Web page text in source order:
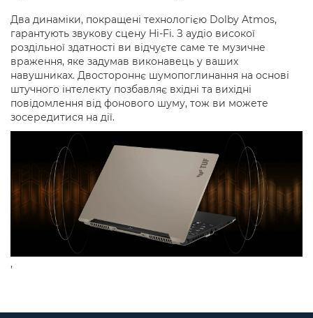
Два динаміки, покращені технологією Dolby Atmos,
гарантують звукову сцену Hi-Fi. З аудіо високої
роздільної здатності ви відчуєте саме те музичне
враження, яке задумав виконавець у ваших
навушниках. Двостороннє шумопоглинання на основі
штучного інтелекту позбавляє вхідні та вихідні
повідомлення від фонового шуму, тож ви можете
зосередитися на дії.
,